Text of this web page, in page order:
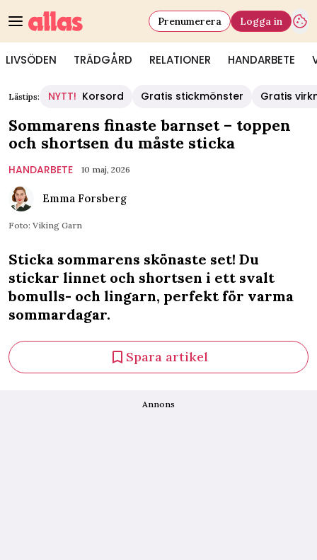
LIVSÖDEN TRÄDGÅRD RELATIONER HANDARBETE
Prenumerera Logga in
Lästips: NYTT! Korsord Gratis stickmönster Gratis
Sommarens finaste barnset – toppen
och shortsen du måste sticka
HANDARBETE 10 maj, 2026
Emma Forsberg
Foto: Viking Garn
Sticka sommarens skönaste set! Du
stickar linnet och shortsen i ett svalt
bomulls- och lingarn, perfekt för varma
sommardagar.
Spara artikel
Annons